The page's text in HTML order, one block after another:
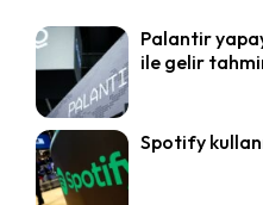
Palantir
ile gelir
Spotify